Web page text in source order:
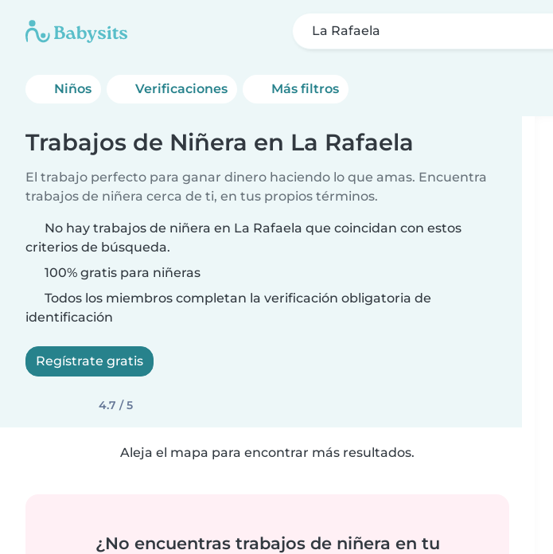
La Rafaela
Niños Verificaciones Más filtros
Trabajos de Niñera en La Rafaela
El trabajo perfecto para ganar dinero haciendo lo que amas. Encuentra
trabajos de niñera cerca de ti, en tus propios términos.
No hay trabajos de niñera en La Rafaela que coincidan con estos
criterios de búsqueda.
100% gratis para niñeras
Todos los miembros completan la verificación obligatoria de
identificación
Regístrate gratis
4.7 / 5
Aleja el mapa para encontrar más resultados.
¿No encuentras trabajos de niñera en tu